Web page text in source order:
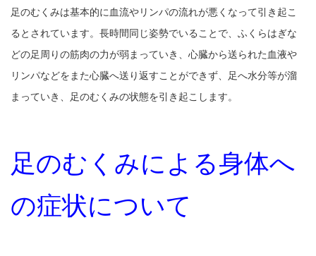
足のむくみは基本的に血流やリンパの流れが悪くなって引き起こ
るとされています。長時間同じ姿勢でいることで、ふくらはぎな
どの足周りの筋肉の力が弱まっていき、心臓から送られた血液や
リンパなどをまた心臓へ送り返すことができず、足へ水分等が溜
まっていき、足のむくみの状態を引き起こします。
足のむくみによる身体へ
の症状について